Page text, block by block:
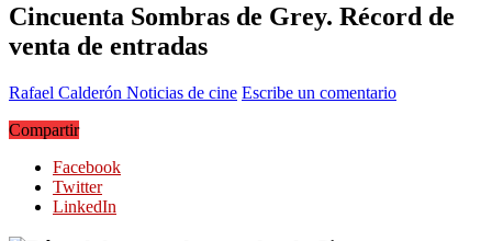
Cincuenta Sombras de Grey. Récord de
venta de entradas
Rafael Calderón Noticias de cine Escribe un comentario
Compartir
Facebook
Twitter
LinkedIn